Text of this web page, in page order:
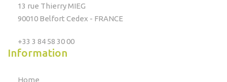
13 rue Thierry MIEG
90010 Belfort Cedex - FRANCE
+33 3 84 58 30 00
Information
Home